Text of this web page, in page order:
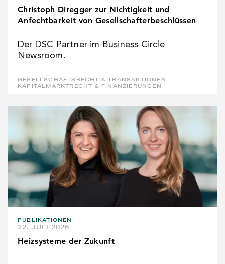
Christoph Diregger zur Nichtigkeit und
Anfechtbarkeit von Gesellschafterbeschlüssen
Der DSC Partner im Business Circle
Newsroom.
GESELLSCHAFTSRECHT & TRANSAKTIONEN
KAPITALMARKTRECHT & FINANZIERUNGEN
PUBLIKATIONEN
22. JULI 2026
Heizsysteme der Zukunft